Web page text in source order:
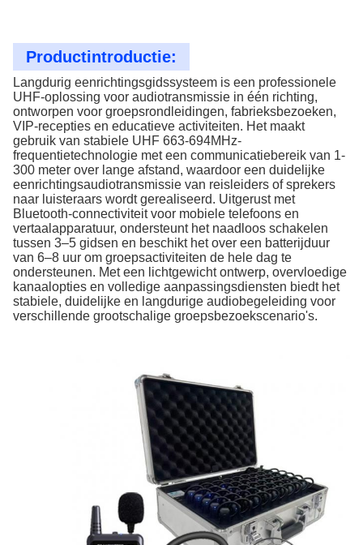
Productintroductie:
Langdurig eenrichtingsgidssysteem is een professionele
UHF-oplossing voor audiotransmissie in één richting,
ontworpen voor groepsrondleidingen, fabrieksbezoeken,
VIP-recepties en educatieve activiteiten. Het maakt
gebruik van stabiele UHF 663-694MHz-
frequentietechnologie met een communicatiebereik van 1-
300 meter over lange afstand, waardoor een duidelijke
eenrichtingsaudiotransmissie van reisleiders of sprekers
naar luisteraars wordt gerealiseerd. Uitgerust met
Bluetooth-connectiviteit voor mobiele telefoons en
vertaalapparatuur, ondersteunt het naadloos schakelen
tussen 3–5 gidsen en beschikt het over een batterijduur
van 6–8 uur om groepsactiviteiten de hele dag te
ondersteunen. Met een lichtgewicht ontwerp, overvloedige
kanaalopties en volledige aanpassingsdiensten biedt het
stabiele, duidelijke en langdurige audiobegeleiding voor
verschillende grootschalige groepsbezoekscenario's.